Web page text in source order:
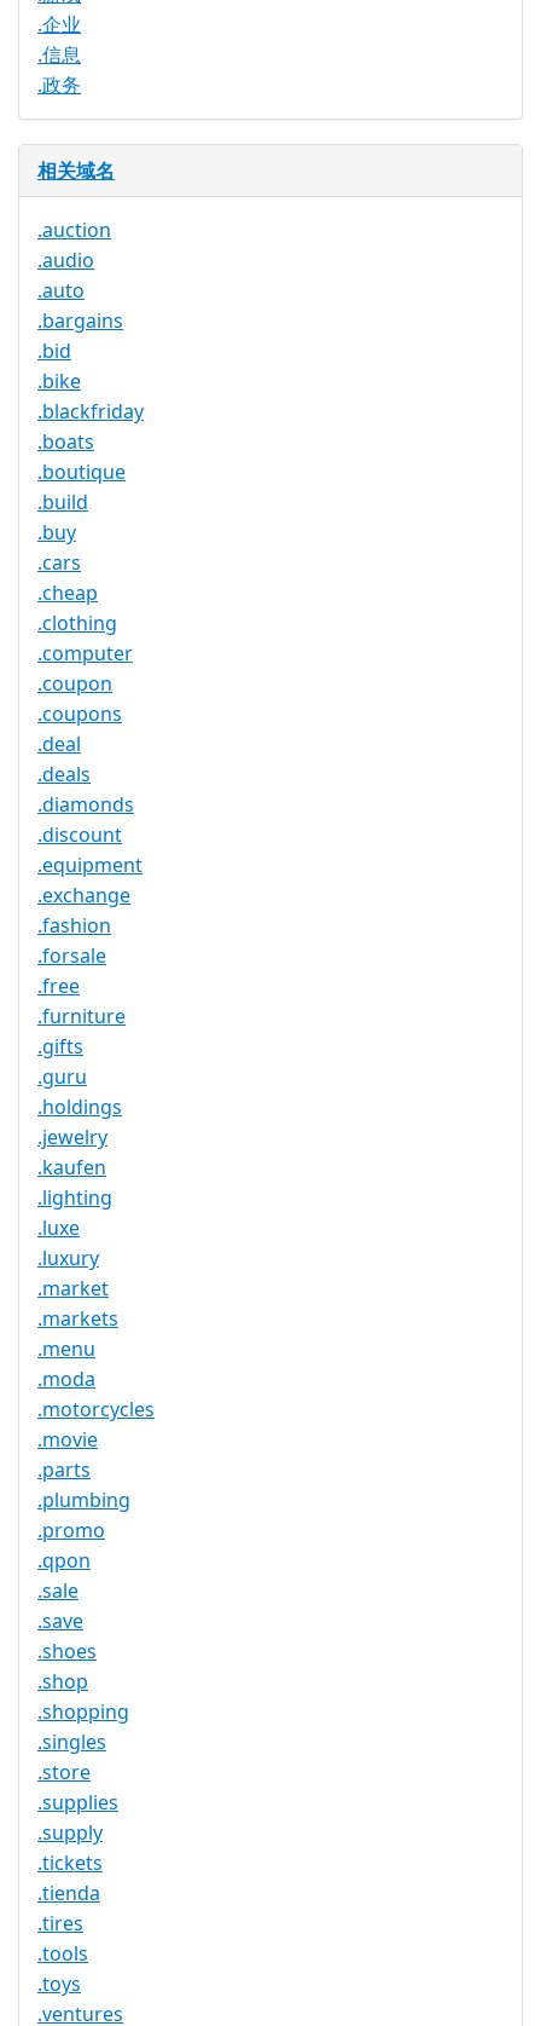
.企业
.信息
.政务
相关域名
.auction
.audio
.auto
.bargains
.bid
.bike
.blackfriday
.boats
.boutique
.build
.buy
.cars
.cheap
.clothing
.computer
.coupon
.coupons
.deal
.deals
.diamonds
.discount
.equipment
.exchange
.fashion
.forsale
.free
.furniture
.gifts
.guru
.holdings
.jewelry
.kaufen
.lighting
.luxe
.luxury
.market
.markets
.menu
.moda
.motorcycles
.movie
.parts
.plumbing
.promo
.qpon
.sale
.save
.shoes
.shop
.shopping
.singles
.store
.supplies
.supply
.tickets
.tienda
.tires
.tools
.toys
.ventures